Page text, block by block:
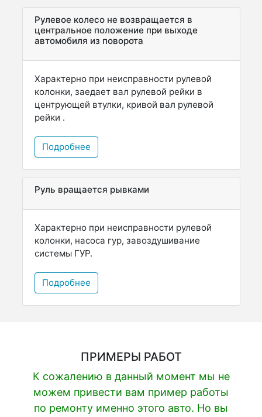
Рулевое колесо не возвращается в
центральное положение при выходе
автомобиля из поворота
Характерно при неисправности рулевой
колонки, заедает вал рулевой рейки в
центрующей втулки, кривой вал рулевой
рейки .
Подробнее
Руль вращается рывками
Характерно при неисправности рулевой
колонки, насоса гур, завоздушивание
системы ГУР.
Подробнее
ПРИМЕРЫ РАБОТ
К сожалению в данный момент мы не
можем привести вам пример работы
по ремонту именно этого авто. Но вы